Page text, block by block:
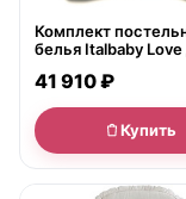
Комплект
белья Italbaby
41 910 ₽
Купить